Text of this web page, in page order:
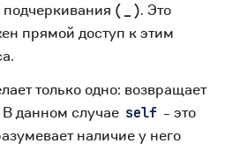
( _ ). Это
прямой доступ к этим
только одно: возвращает
В данном случае self - это
наличие у него